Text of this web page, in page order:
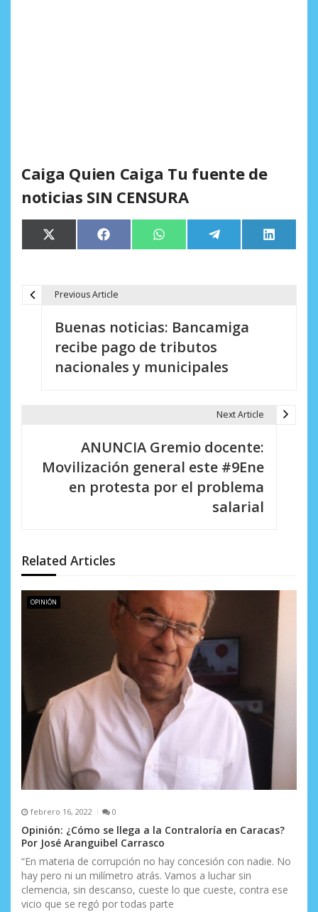
Caiga Quien Caiga Tu fuente de
noticias SIN CENSURA
Compartir
en
X
(Twitter)
Compartir
en
Facebook Compartir
en
WhatsApp Compartir
en
Telegram
en
LinkedIn
d
e
e
r
a
a
s
Previous Article
Buenas noticias: Bancamiga
recibe pago de tributos
nacionales y municipales
Next Article
ANUNCIA Gremio docente:
Movilización general este #9Ene
en protesta por el problema
salarial
Related Articles
OPINIÓN
febrero 16, 2022 0
Opinión: ¿Cómo se llega a la Contraloría en Caracas?
Por José Aranguibel Carrasco
“En materia de corrupción no hay concesión con nadie. No
hay pero ni un milímetro atrás. Vamos a luchar sin
clemencia, sin descanso, cueste lo que cueste, contra ese
vicio que se regó por todas parte